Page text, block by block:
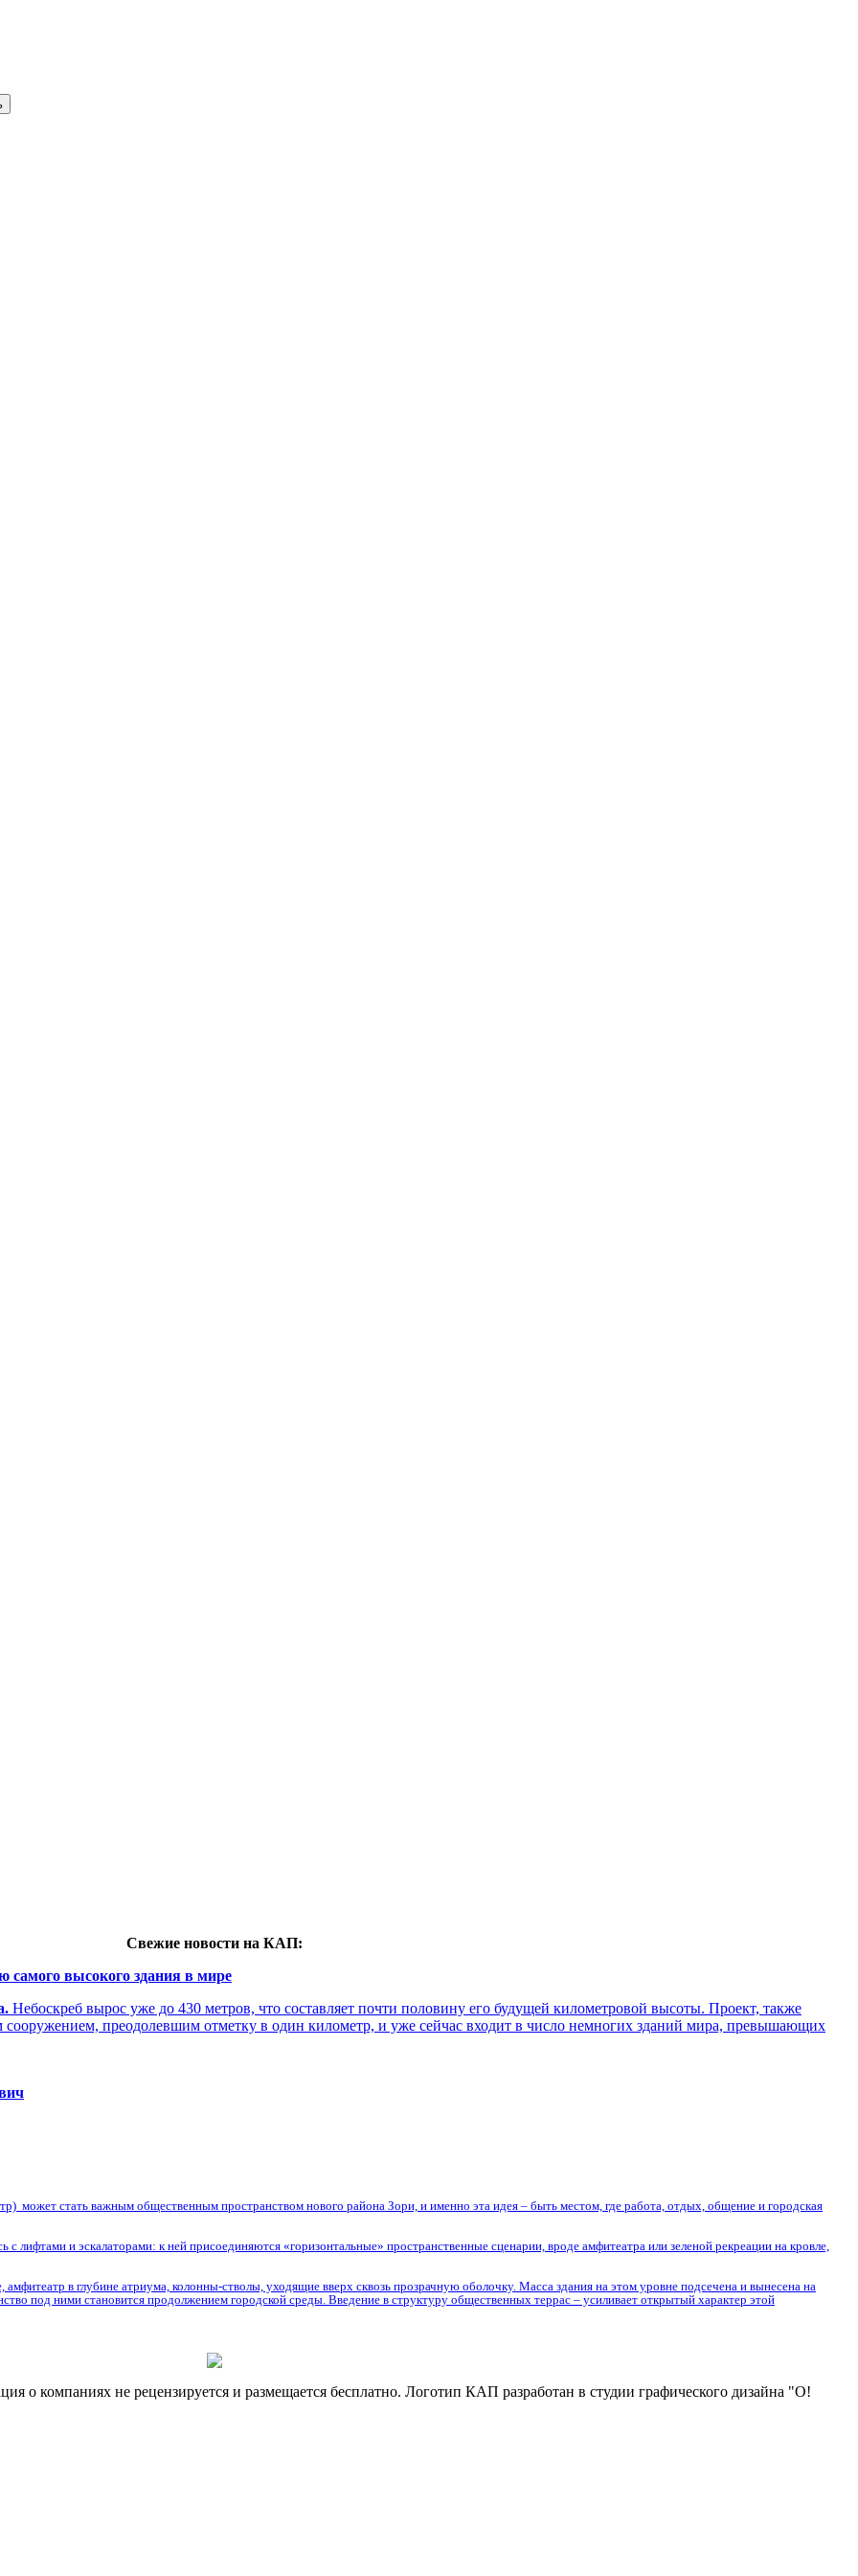
Свежие новости на КАП:
самого высокого здания в мире
Небоскреб вырос уже до 430 метров, что составляет почти половину его будущей километровой высоты. Проект, также
сооружением, преодолевшим отметку в один километр, и уже сейчас входит в число немногих зданий мира, превышающих
может стать важным общественным пространством нового района Зори, и именно эта идея – быть местом, где работа, отдых, общение и городская
лифтами и эскалаторами: к ней присоединяются «горизонтальные» пространственные сценарии, вроде амфитеатра или зеленой рекреации на кровле,
в глубине атриума, колонны-стволы, уходящие вверх сквозь прозрачную оболочку. Масса здания на этом уровне подсечена и вынесена на
под ними становится продолжением городской среды. Введение в структуру общественных террас – усиливает открытый характер этой
компаниях не рецензируется и размещается бесплатно. Логотип КАП разработан в студии графического дизайна "О!